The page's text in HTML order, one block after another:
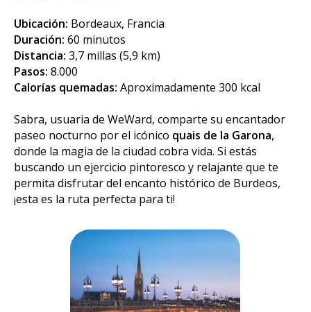
Ubicación: Bordeaux, Francia
Duración: 60 minutos
Distancia: 3,7 millas (5,9 km)
Pasos: 8.000
Calorías quemadas: Aproximadamente 300 kcal
Sabra, usuaria de WeWard, comparte su encantador
paseo nocturno por el icónico quais de la Garona,
donde la magia de la ciudad cobra vida. Si estás
buscando un ejercicio pintoresco y relajante que te
permita disfrutar del encanto histórico de Burdeos,
¡esta es la ruta perfecta para ti!